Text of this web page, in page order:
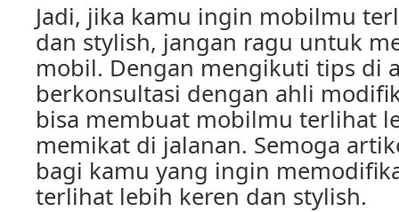
Jadi, jika kamu ingin mobilmu
dan stylish, jangan ragu untuk
mobil. Dengan mengikuti tips di
berkonsultasi dengan ahli
bisa membuat mobilmu terlihat
memikat di jalanan. Semoga
bagi kamu yang ingin
terlihat lebih keren dan stylish.